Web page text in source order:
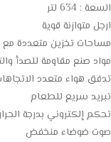
السعة : 634 لتر
ارجل متوازنة قوية
مساحات تخزين متعددة
مواد صنع مقاومة للصدأ
تدفق هواء متعدد
تبريد سريع للطعام
تحكم إلكتروني بدرجة
صوت ضوضاء منخفض